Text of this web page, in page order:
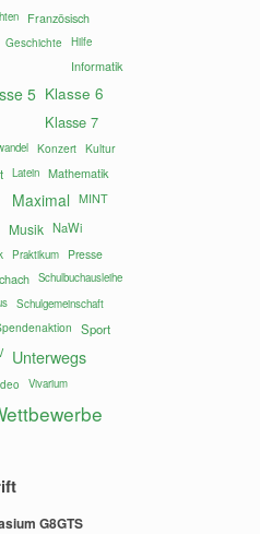
Französisch
Geschichte Hilfe
Informatik
5 Klasse 6
Klasse 7
Konzert Kultur
Latein Mathematik
Maximal MINT
Musik NaWi
Praktikum Presse
Schulbuchausleihe
Schulgemeinschaft
Sport
Unterwegs
Vivarium
G8GTS